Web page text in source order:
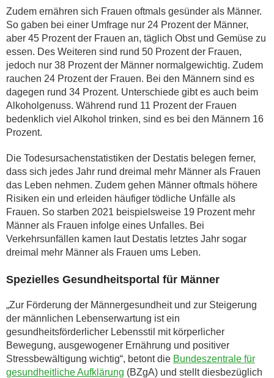
Zudem ernähren sich Frauen oftmals gesünder als Männer.
So gaben bei einer Umfrage nur 24 Prozent der Männer,
aber 45 Prozent der Frauen an, täglich Obst und Gemüse zu
essen. Des Weiteren sind rund 50 Prozent der Frauen,
jedoch nur 38 Prozent der Männer normalgewichtig. Zudem
rauchen 24 Prozent der Frauen. Bei den Männern sind es
dagegen rund 34 Prozent. Unterschiede gibt es auch beim
Alkoholgenuss. Während rund 11 Prozent der Frauen
bedenklich viel Alkohol trinken, sind es bei den Männern 16
Prozent.
Die Todesursachenstatistiken der Destatis belegen ferner,
dass sich jedes Jahr rund dreimal mehr Männer als Frauen
das Leben nehmen. Zudem gehen Männer oftmals höhere
Risiken ein und erleiden häufiger tödliche Unfälle als
Frauen. So starben 2021 beispielsweise 19 Prozent mehr
Männer als Frauen infolge eines Unfalles. Bei
Verkehrsunfällen kamen laut Destatis letztes Jahr sogar
dreimal mehr Männer als Frauen ums Leben.
Spezielles Gesundheitsportal für Männer
„Zur Förderung der Männergesundheit und zur Steigerung
der männlichen Lebenserwartung ist ein
gesundheitsförderlicher Lebensstil mit körperlicher
Bewegung, ausgewogener Ernährung und positiver
Stressbewältigung wichtig“, betont die Bundeszentrale für
gesundheitliche Aufklärung (BZgA) und stellt diesbezüglich